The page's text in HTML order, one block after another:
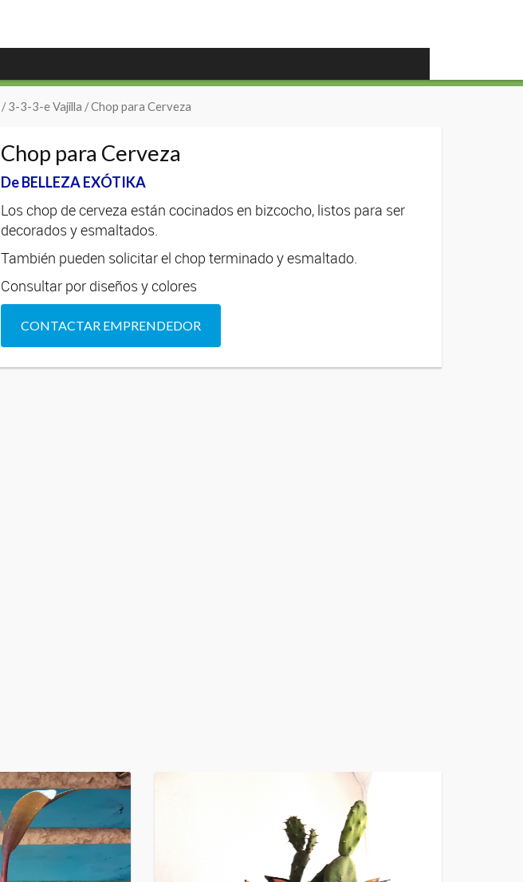
/3-3-3-e Vajilla / Chop para Cerveza
Chop para Cerveza
De BELLEZA EXÓTIKA
Los chop de cerveza están cocinados en bizcocho, listos para ser
decorados y esmaltados.
También pueden solicitar el chop terminado y esmaltado.
Consultar por diseños y colores
CONTACTAR EMPRENDEDOR